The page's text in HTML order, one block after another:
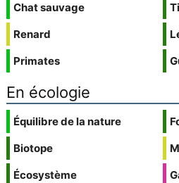
Chat sauvage
Renard
Primates
En écologie
Équilibre de la nature
Biotope
Écosystème